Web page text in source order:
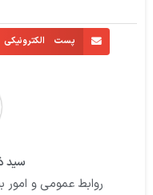
پست الکترونیکی
سید
روابط عمومی و امور